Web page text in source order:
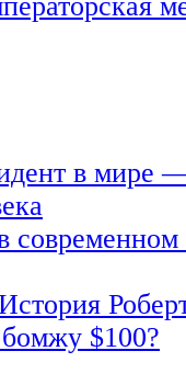
в мире
современном
бомжу $100?